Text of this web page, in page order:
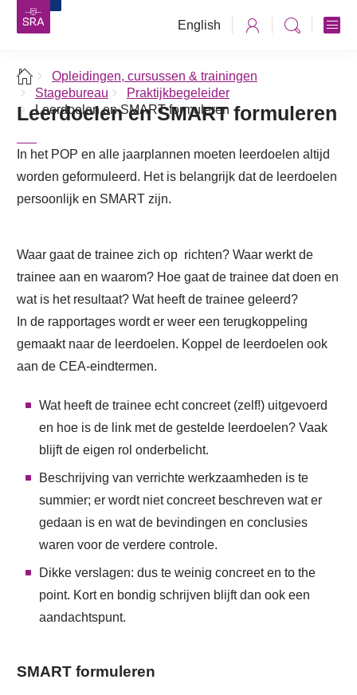
English
Opleidingen, cursussen & trainingen
Stagebureau
Praktijkbegeleider
Leerdoelen en SMART formuleren
Leerdoelen en SMART formuleren
In het POP en alle jaarplannen moeten leerdoelen altijd
worden geformuleerd. Het is belangrijk dat de leerdoelen
persoonlijk en SMART zijn.
Waar gaat de trainee zich op richten? Waar werkt de
trainee aan en waarom? Hoe gaat de trainee dat doen en
wat is het resultaat? Wat heeft de trainee geleerd?
In de rapportages wordt er weer een terugkoppeling
gemaakt naar de leerdoelen. Koppel de leerdoelen ook
aan de CEA-eindtermen.
Wat heeft de trainee echt concreet (zelf!) uitgevoerd
en hoe is de link met de gestelde leerdoelen? Vaak
blijft de eigen rol onderbelicht.
Beschrijving van verrichte werkzaamheden is te
summier; er wordt niet concreet beschreven wat er
gedaan is en wat de bevindingen en conclusies
waren voor de verdere controle.
Dikke verslagen: dus te weinig concreet en to the
point. Kort en bondig schrijven blijft dan ook een
aandachtspunt.
SMART formuleren